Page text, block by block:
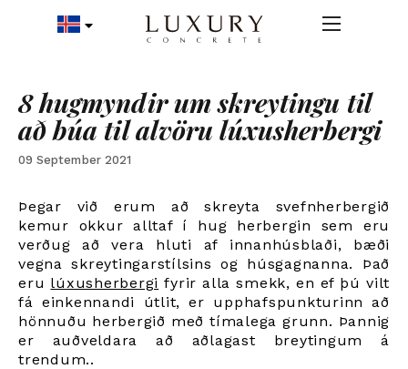
8 hugmyndir um skreytingu til
að búa til alvöru lúxusherbergi
09 September 2021
Þegar við erum að skreyta svefnherbergið
kemur okkur alltaf í hug herbergin sem eru
verðug að vera hluti af innanhúsblaði, bæði
vegna skreytingarstílsins og húsgagnanna. Það
eru lúxusherbergi fyrir alla smekk, en ef þú vilt
fá einkennandi útlit, er upphafspunkturinn að
hönnuðu herbergið með tímalega grunn. Þannig
er auðveldara að aðlagast breytingum á
trendum..